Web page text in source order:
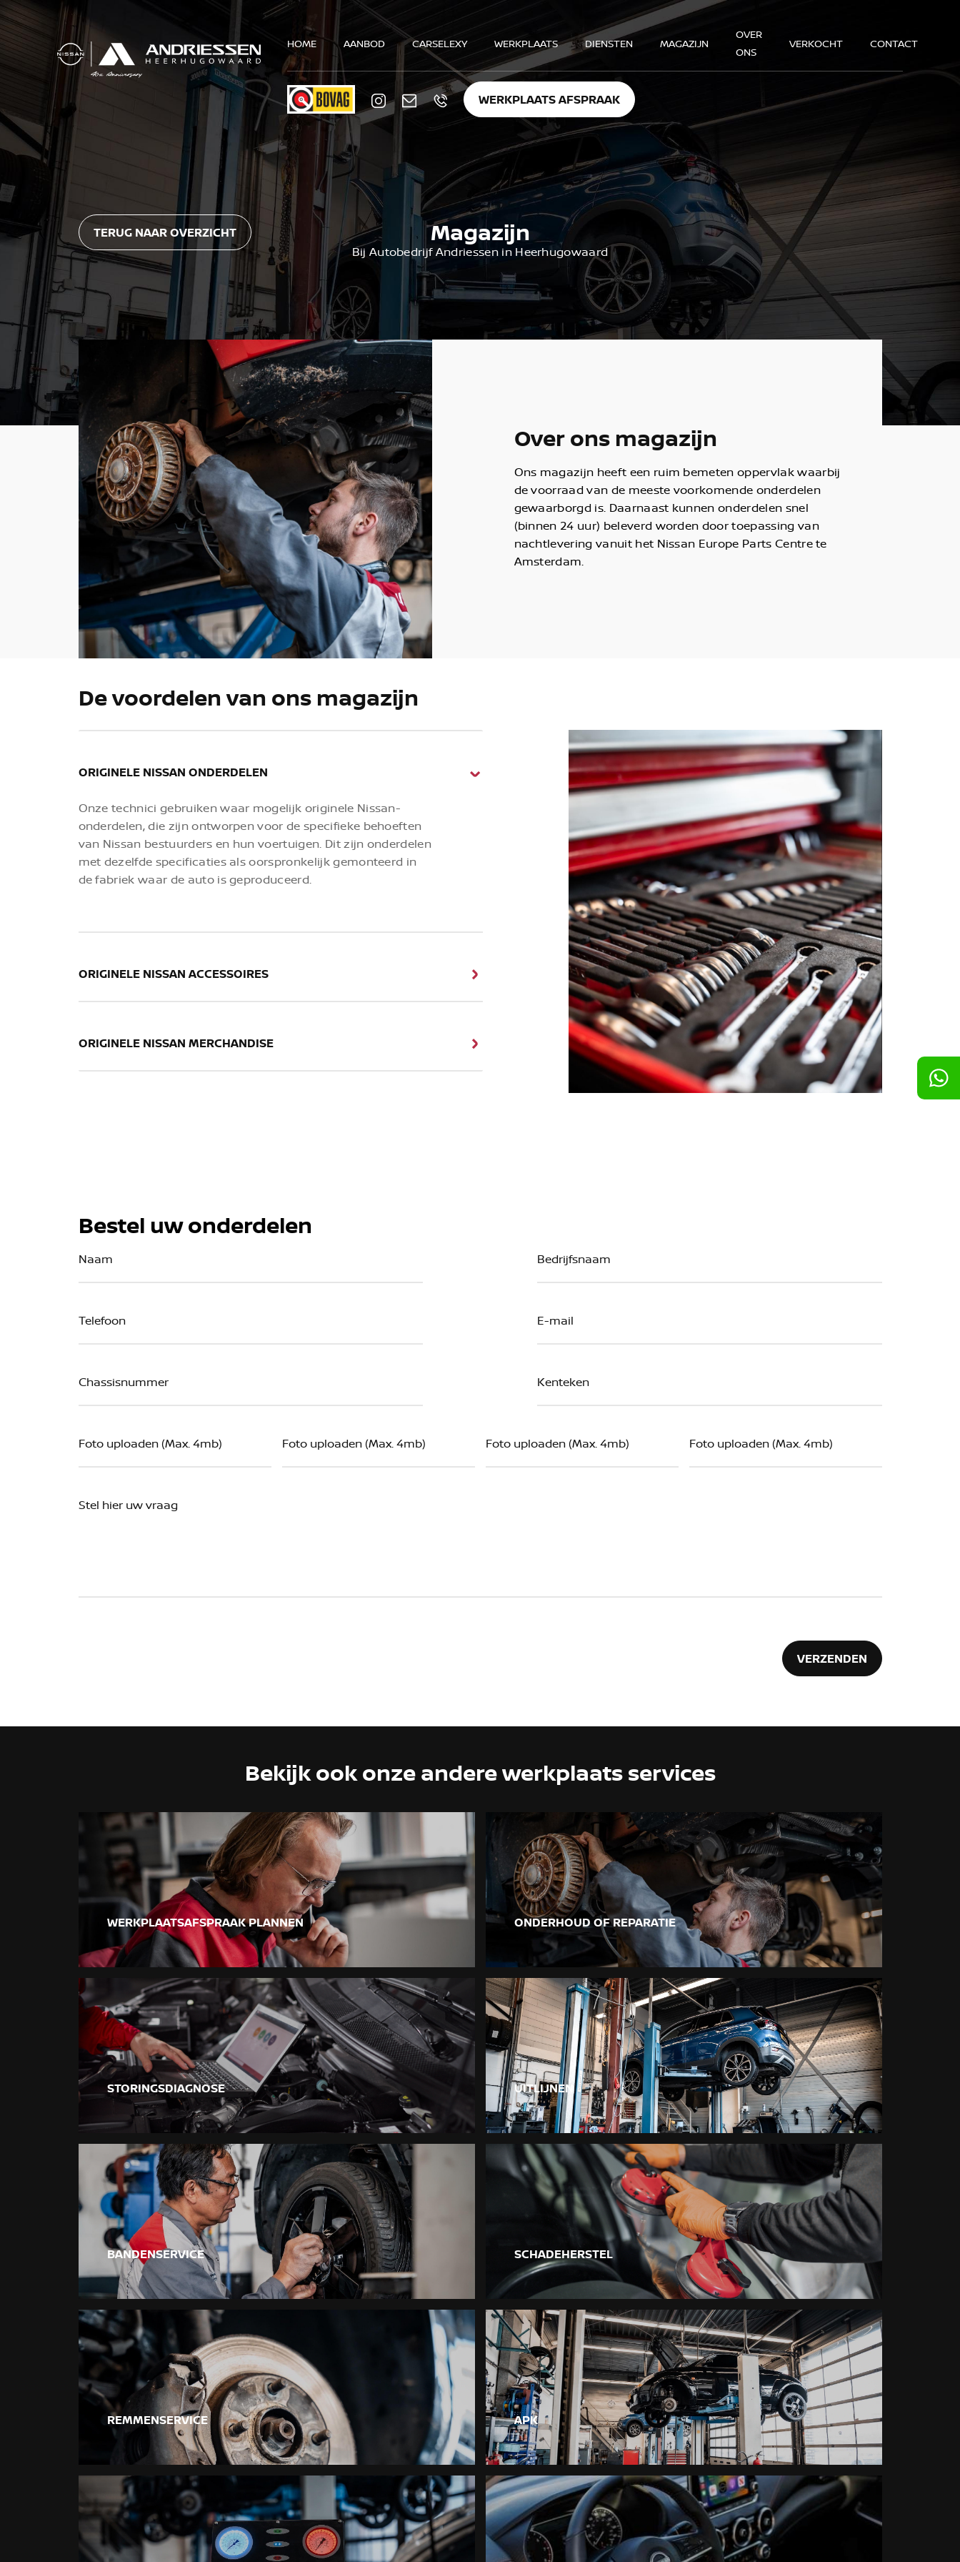
HOME AANBOD CARSELEXY WERKPLAATS DIENSTEN MAGAZIJN
OVER
ONS
VERKOCHT CONTACT
WERKPLAATS AFSPRAAK
Magazijn
Bij Autobedrijf Andriessen in Heerhugowaard
TERUG NAAR OVERZICHT
Over ons magazijn
Ons magazijn heeft een ruim bemeten oppervlak waarbij
de voorraad van de meeste voorkomende onderdelen
gewaarborgd is. Daarnaast kunnen onderdelen snel
(binnen 24 uur) beleverd worden door toepassing van
nachtlevering vanuit het Nissan Europe Parts Centre te
Amsterdam.
De voordelen van ons magazijn
ORIGINELE NISSAN ONDERDELEN
Onze technici gebruiken waar mogelijk originele Nissan-
onderdelen, die zijn ontworpen voor de specifieke behoeften
van Nissan bestuurders en hun voertuigen. Dit zijn onderdelen
met dezelfde specificaties als oorspronkelijk gemonteerd in
de fabriek waar de auto is geproduceerd.
ORIGINELE NISSAN ACCESSOIRES
ORIGINELE NISSAN MERCHANDISE
Bestel uw onderdelen
Foto uploaden (Max. 4mb) Foto uploaden (Max. 4mb) Foto uploaden (Max. 4mb) Foto uploaden (Max. 4mb)
VERZENDEN
Bekijk ook onze andere werkplaats services
WERKPLAATSAFSPRAAK PLANNEN ONDERHOUD OF REPARATIE
STORINGSDIAGNOSE UITLIJNEN
BANDENSERVICE SCHADEHERSTEL
REMMENSERVICE APK